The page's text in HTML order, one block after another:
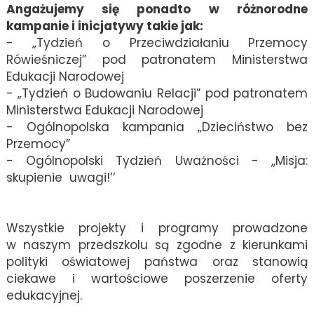
Angażujemy się ponadto w różnorodne
kampanie i inicjatywy takie jak:
- „Tydzień o Przeciwdziałaniu Przemocy
Rówieśniczej” pod patronatem Ministerstwa
Edukacji Narodowej
- „Tydzień o Budowaniu Relacji” pod patronatem
Ministerstwa Edukacji Narodowej
- Ogólnopolska kampania „Dzieciństwo bez
Przemocy”
- Ogólnopolski Tydzień Uważności - ,,Misja:
skupienie uwagi!’’
Wszystkie projekty i programy prowadzone
w naszym przedszkolu są zgodne z kierunkami
polityki oświatowej państwa oraz stanowią
ciekawe i wartościowe poszerzenie oferty
edukacyjnej.